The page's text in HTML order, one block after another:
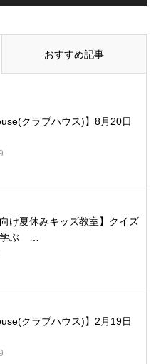
おすすめ記事
クラブハウス)】8月20日
向け夏休みキッズ教室】クイズ
学ぶ …
クラブハウス)】2月19日